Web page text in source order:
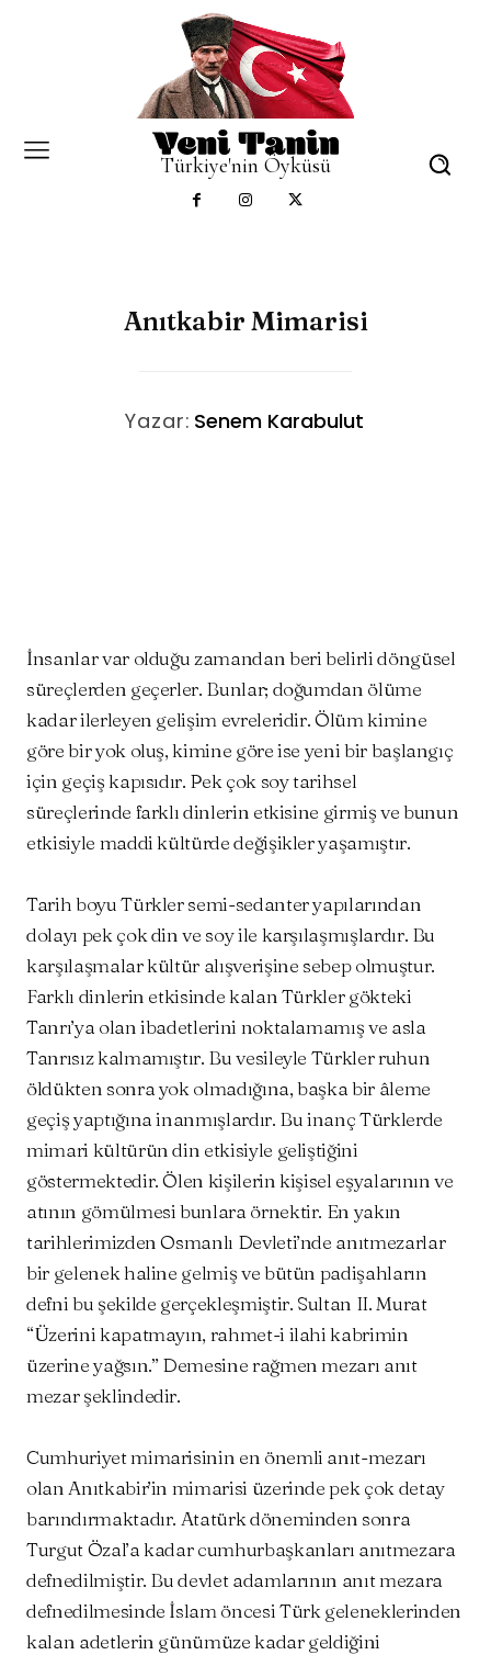
Türkiye'nin Öyküsü
Anıtkabir Mimarisi
Yazar: Senem Karabulut
İnsanlar var olduğu zamandan beri belirli döngüsel
süreçlerden geçerler. Bunlar; doğumdan ölüme
kadar ilerleyen gelişim evreleridir. Ölüm kimine
göre bir yok oluş, kimine göre ise yeni bir başlangıç
için geçiş kapısıdır. Pek çok soy tarihsel
süreçlerinde farklı dinlerin etkisine girmiş ve bunun
etkisiyle maddi kültürde değişikler yaşamıştır.
Tarih boyu Türkler semi-sedanter yapılarından
dolayı pek çok din ve soy ile karşılaşmışlardır. Bu
karşılaşmalar kültür alışverişine sebep olmuştur.
Farklı dinlerin etkisinde kalan Türkler gökteki
Tanrı’ya olan ibadetlerini noktalamamış ve asla
Tanrısız kalmamıştır. Bu vesileyle Türkler ruhun
öldükten sonra yok olmadığına, başka bir âleme
geçiş yaptığına inanmışlardır. Bu inanç Türklerde
mimari kültürün din etkisiyle geliştiğini
göstermektedir. Ölen kişilerin kişisel eşyalarının ve
atının gömülmesi bunlara örnektir. En yakın
tarihlerimizden Osmanlı Devleti’nde anıtmezarlar
bir gelenek haline gelmiş ve bütün padişahların
defni bu şekilde gerçekleşmiştir. Sultan II. Murat
“Üzerini kapatmayın, rahmet-i ilahi kabrimin
üzerine yağsın.” Demesine rağmen mezarı anıt
mezar şeklindedir.
Cumhuriyet mimarisinin en önemli anıt-mezarı
olan Anıtkabir’in mimarisi üzerinde pek çok detay
barındırmaktadır. Atatürk döneminden sonra
Turgut Özal’a kadar cumhurbaşkanları anıtmezara
defnedilmiştir. Bu devlet adamlarının anıt mezara
defnedilmesinde İslam öncesi Türk geleneklerinden
kalan adetlerin günümüze kadar geldiğini